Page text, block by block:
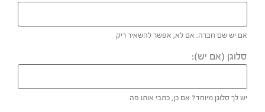
אם יש שם חברה. אם לא, אפשר להשאיר ריק
סלוגן (אם יש):
יש לך סלוגן מיוחד? אם כן, כתבי אותו פה